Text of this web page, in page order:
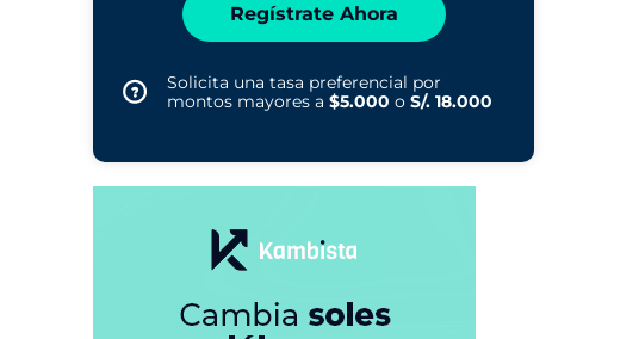
Regístrate Ahora
Solicita una tasa preferencial por
montos mayores a $5.000 o S/. 18.000